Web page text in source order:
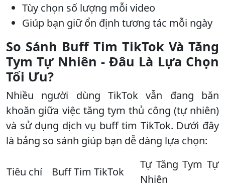
Tùy chọn số lượng mỗi video
Giúp bạn giữ ổn định tương tác mỗi ngày
So Sánh Buff Tim TikTok Và Tăng
Tym Tự Nhiên - Đâu Là Lựa Chọn
Tối Ưu?
Nhiều người dùng TikTok vẫn đang băn
khoăn giữa việc tăng tym thủ công (tự nhiên)
và sử dụng dịch vụ buff tim TikTok. Dưới đây
là bảng so sánh giúp bạn dễ dàng lựa chọn:
Tiêu chí Buff Tim TikTok
Tự Tăng Tym Tự
Nhiên